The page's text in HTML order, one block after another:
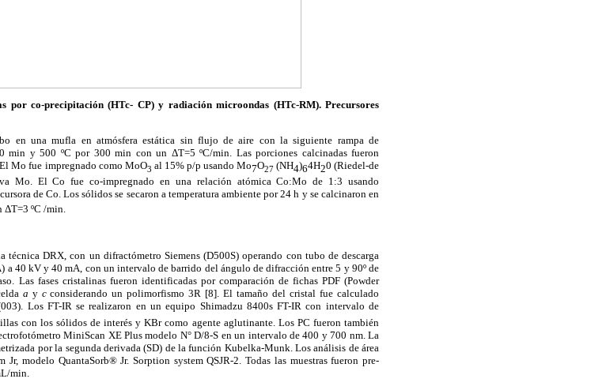
por co-precipitación (HTc- CP) y radiación microondas (HTc-RM). Precursores
en una mufla en atmósfera estática sin flujo de aire con la siguiente rampa de
min y 500 ºC por 300 min con un ΔT=5 ºC/min. Las porciones calcinadas fueron
Mo fue impregnado como MoO3 al 15% p/p usando Mo7O27 (NH4)64H20 (Riedel-de
Mo. El Co fue co-impregnado en una relación atómica Co:Mo de 1:3 usando
de Co. Los sólidos se secaron a temperatura ambiente por 24 h y se calcinaron en
ΔT=3 ºC /min.
técnica DRX, con un difractómetro Siemens (D500S) operando con tubo de descarga
a 40 kV y 40 mA, con un intervalo de barrido del ángulo de difracción entre 5 y 90º de
Las fases cristalinas fueron identificadas por comparación de fichas PDF (Powder
a y cconsiderando un polimorfismo 3R [8]. El tamaño del cristal fue calculado
Los FT-IR se realizaron en un equipo Shimadzu 8400s FT-IR con intervalo de
con los sólidos de interés y KBr como agente aglutinante. Los PC fueron también
MiniScan XE Plus modelo N° D/8-S en un intervalo de 400 y 700 nm. La
por la segunda derivada (SD) de la función Kubelka-Munk. Los análisis de área
modelo QuantaSorb® Jr. Sorption system QSJR-2. Todas las muestras fueron pre-
min.